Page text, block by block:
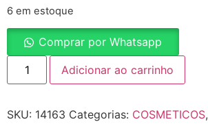
6 em estoque
Comprar por Whatsapp
Adicionar ao carrinho
SKU: 14163 Categorias: COSMETICOS,